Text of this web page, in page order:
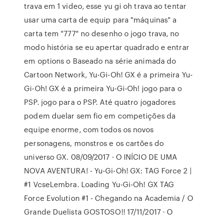
trava em 1 video, esse yu gi oh trava ao tentar
usar uma carta de equip para "máquinas" a
carta tem "777" no desenho o jogo trava, no
modo história se eu apertar quadrado e entrar
em options o Baseado na série animada do
Cartoon Network, Yu-Gi-Oh! GX é a primeira Yu-
Gi-Oh! GX é a primeira Yu-Gi-Oh! jogo para o
PSP. jogo para o PSP. Até quatro jogadores
podem duelar sem fio em competições da
equipe enorme, com todos os novos
personagens, monstros e os cartões do
universo GX. 08/09/2017 · O INÍCIO DE UMA
NOVA AVENTURA! - Yu-Gi-Oh! GX: TAG Force 2 |
#1 VcseLembra. Loading Yu-Gi-Oh! GX TAG
Force Evolution #1 - Chegando na Academia / O
Grande Duelista GOSTOSO!! 17/11/2017 · O